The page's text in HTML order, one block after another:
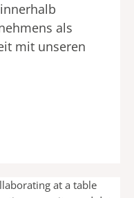
als
mit unseren